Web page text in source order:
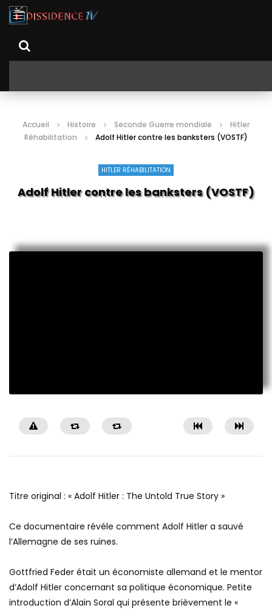
Accueil Histoire Seconde Guerre mondiale
Hitler
Réhabilitation
Adolf Hitler contre les banksters (VOSTF)
HITLER RÉHABILITATION
Adolf Hitler contre les banksters (VOSTF)
Titre original : « Adolf Hitler : The Untold True Story »
Ce documentaire révéle comment Adolf Hitler a sauvé
l’Allemagne de ses ruines.
Gottfried Feder était un économiste allemand et le mentor
d’Adolf Hitler concernant sa politique économique. Petite
introduction d’Alain Soral qui présente brièvement le «